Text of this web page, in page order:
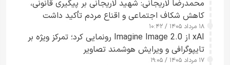
محمدرضا لاریجانی: شهید لاریجانی بر پیگیری قانونی،
کاهش شکاف اجتماعی و اقناع مردم تأکید داشت
۱۸ مرداد ۱۴۰۵ / ۱۰:۴۲
xAI از Imagine Image 2.0 رونمایی کرد؛ تمرکز ویژه بر
تایپوگرافی و ویرایش هوشمند تصاویر
۱۷ مرداد ۱۴۰۵ / ۱۹:۰۵